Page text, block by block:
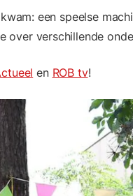
een speelse
verschillende
en ROB tv!